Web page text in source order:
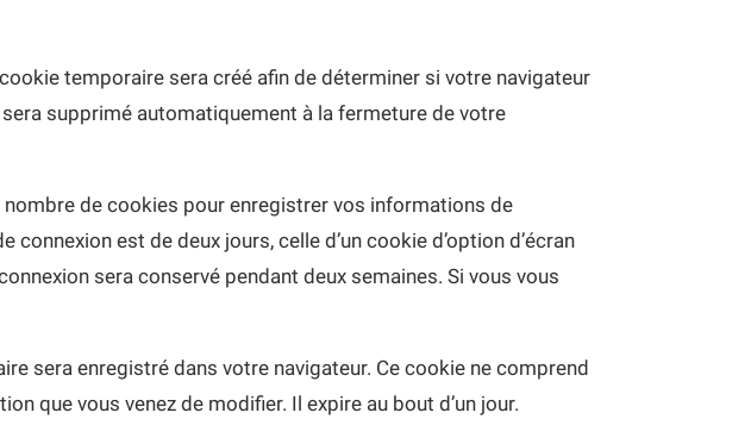
temporaire sera créé afin de déterminer si votre navigateur
supprimé automatiquement à la fermeture de votre
de cookies pour enregistrer vos informations de
connexion est de deux jours, celle d’un cookie d’option d’écran
sera conservé pendant deux semaines. Si vous vous
sera enregistré dans votre navigateur. Ce cookie ne comprend
que vous venez de modifier. Il expire au bout d’un jour.